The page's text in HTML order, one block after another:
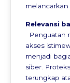
Relevansi
Penguatan
akses
menjadi
siber.
terungkap